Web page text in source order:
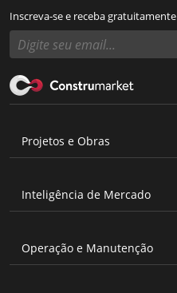
Inscreva-se e receba gratuitamente
Projetos e Obras
Inteligência de Mercado
Operação e Manutenção